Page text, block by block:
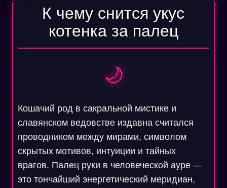
К чему снится укус
котенка за палец
🌙
Кошачий род в сакральной мистике и
славянском ведовстве издавна считался
проводником между мирами, символом
скрытых мотивов, интуиции и тайных
врагов. Палец руки в человеческой ауре —
это тончайший энергетический меридиан,